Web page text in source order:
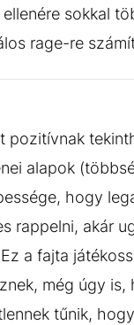
ellenére sokkal
rage-re
pozitívnak
alapok
hogy
rappelni, akár
a fajta
még úgy
tűnik,